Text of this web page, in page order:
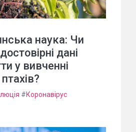
наука: Чи
дані
у вивченні
#Коронавірус